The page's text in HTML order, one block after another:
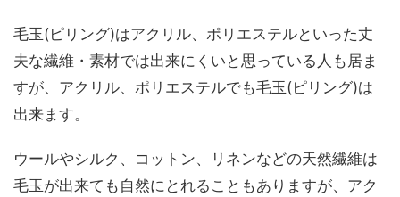
毛玉(ピリング)はアクリル、ポリエステルといった丈
夫な繊維・素材では出来にくいと思っている人も居ま
すが、アクリル、ポリエステルでも毛玉(ピリング)は
出来ます。
ウールやシルク、コットン、リネンなどの天然繊維は
毛玉が出来ても自然にとれることもありますが、アク